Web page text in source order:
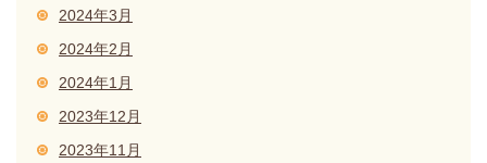
2024年3月
2024年2月
2024年1月
2023年12月
2023年11月